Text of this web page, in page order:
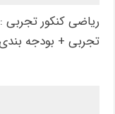
ریاضی کنکور
تجربی + بودجه